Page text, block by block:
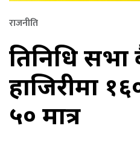
राजनीति
प्रतिनिधि
हाजिरीमा
५० मात्र